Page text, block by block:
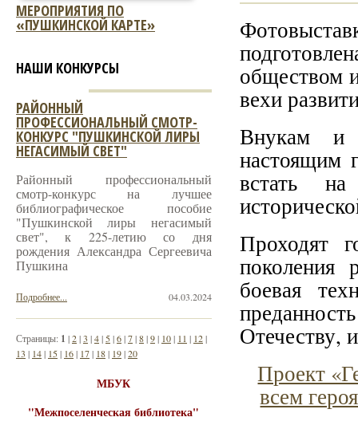
обществом
вехи
Внукам и
настоящим
встать
Проходят
поколения
боевая
Отечеству,
Проект
всем
МЕРОПРИЯТИЯ ПО
«ПУШКИНСКОЙ КАРТЕ»
НАШИ КОНКУРСЫ
РАЙОННЫЙ
ПРОФЕССИОНАЛЬНЫЙ СМОТР-
КОНКУРС "ПУШКИНСКОЙ ЛИРЫ
НЕГАСИМЫЙ СВЕТ"
Районный профессиональный
смотр-конкурс на лучшее
библиографическое пособие
"Пушкинской лиры негасимый
свет", к 225-летию со дня
рождения Александра Сергеевича
Пушкина
04.03.2024
Подробнее...
Страницы: 1 |2|3 |4| 5|6|7|8|9| 10| 11 | 12|
13 | 14| 15| 16| 17| 18| 19|20
МБУК
"Межпоселенческая библиотека"